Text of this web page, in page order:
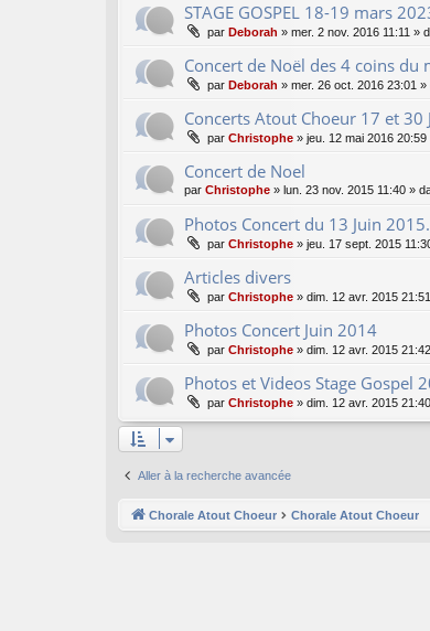
STAGE GOSPEL 18-19 mars
par Deborah » mer. 2 nov. 2016 11:11 »
Concert de Noël des 4 coins du
par Deborah » mer. 26 oct. 2016 23:01 »
Concerts Atout Choeur 17 et 30
par Christophe » jeu. 12 mai 2016 20:59
Concert de Noel
par Christophe » lun. 23 nov. 2015 11:40 »
Photos Concert du 13 Juin 2015.
par Christophe » jeu. 17 sept. 2015
Articles divers
par Christophe » dim. 12 avr. 2015 21:51
Photos Concert Juin 2014
par Christophe » dim. 12 avr. 2015 21:42
Photos et Videos Stage Gospel
par Christophe » dim. 12 avr. 2015 21:40
Aller à la recherche avancée
Chorale Atout Choeur Chorale Atout Choeur